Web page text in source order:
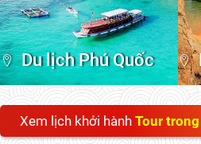
Du lịch Phú Quốc
Xem lịch khởi hành Tour